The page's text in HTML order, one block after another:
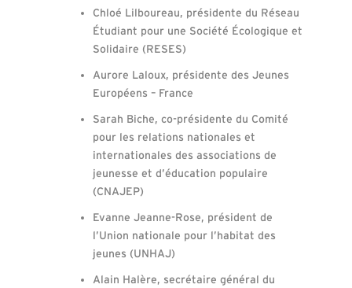
Chloé Lilboureau, présidente du Réseau
Étudiant pour une Société Écologique et
Solidaire (RESES)
Aurore Laloux, présidente des Jeunes
Européens – France
Sarah Biche, co-présidente du Comité
pour les relations nationales et
internationales des associations de
jeunesse et d’éducation populaire
(CNAJEP)
Evanne Jeanne-Rose, président de
l’Union nationale pour l’habitat des
jeunes (UNHAJ)
Alain Halère, secrétaire général du